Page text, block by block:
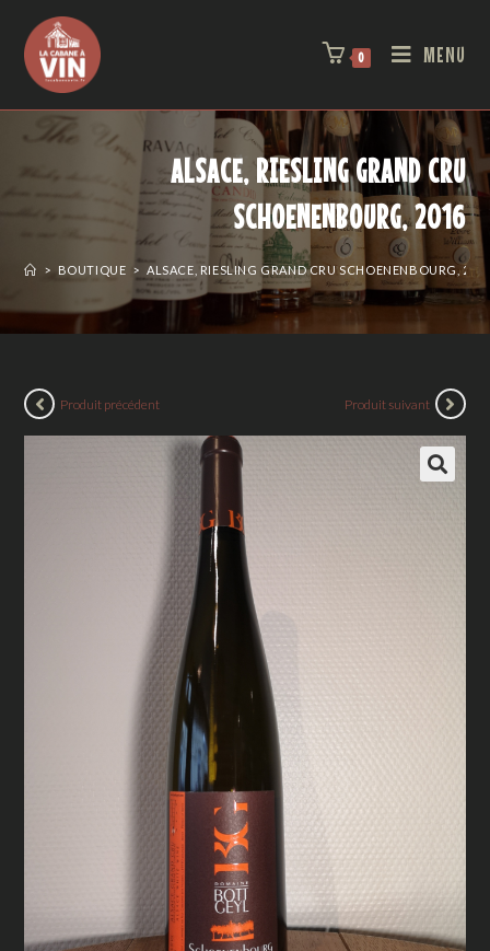
0 MENU
ALSACE, RIESLING GRAND CRU
SCHOENENBOURG, 2016
> BOUTIQUE > ALSACE, RIESLING GRAND CRU SCHOENENBOURG,
Produit précédent Produit suivant